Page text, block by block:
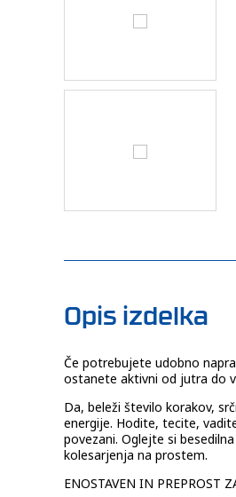
Opis izdelka
Če potrebujete udobno
ostanete aktivni od jutra do
Da, beleži število korakov,
energije. Hodite, tecite,
povezani. Oglejte si
kolesarjenja na prostem.
ENOSTAVEN IN PREPROST